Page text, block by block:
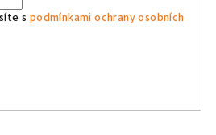
s podmínkami ochrany osobních